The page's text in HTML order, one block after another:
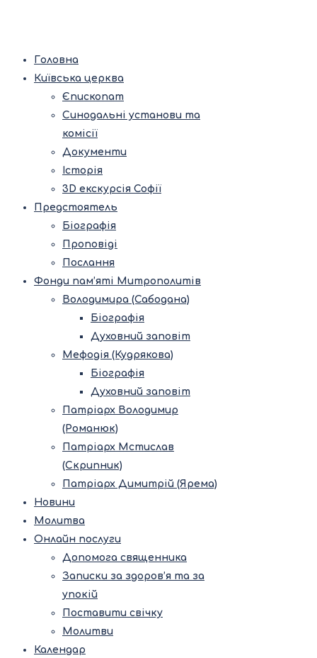
Головна
Київська церква
Єпископат
Синодальні установи та
комісії
Документи
Історія
3D екскурсія Софії
Предстоятель
Біографія
Проповіді
Послання
Фонди пам’яті Митрополитів
Володимира (Сабодана)
Біографія
Духовний заповіт
Мефодія (Кудрякова)
Біографія
Духовний заповіт
Патріарх Володимир
(Романюк)
Патріарх Мстислав
(Скрипник)
Патріарх Димитрій (Ярема)
Новини
Молитва
Онлайн послуги
Допомога священника
Записки за здоров’я та за
упокій
Поставити свічку
Молитви
Календар